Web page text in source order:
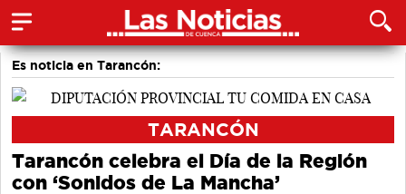
Es noticia en Tarancón:
TARANCÓN
Tarancón celebra el Día de la Región
con ‘Sonidos de La Mancha’